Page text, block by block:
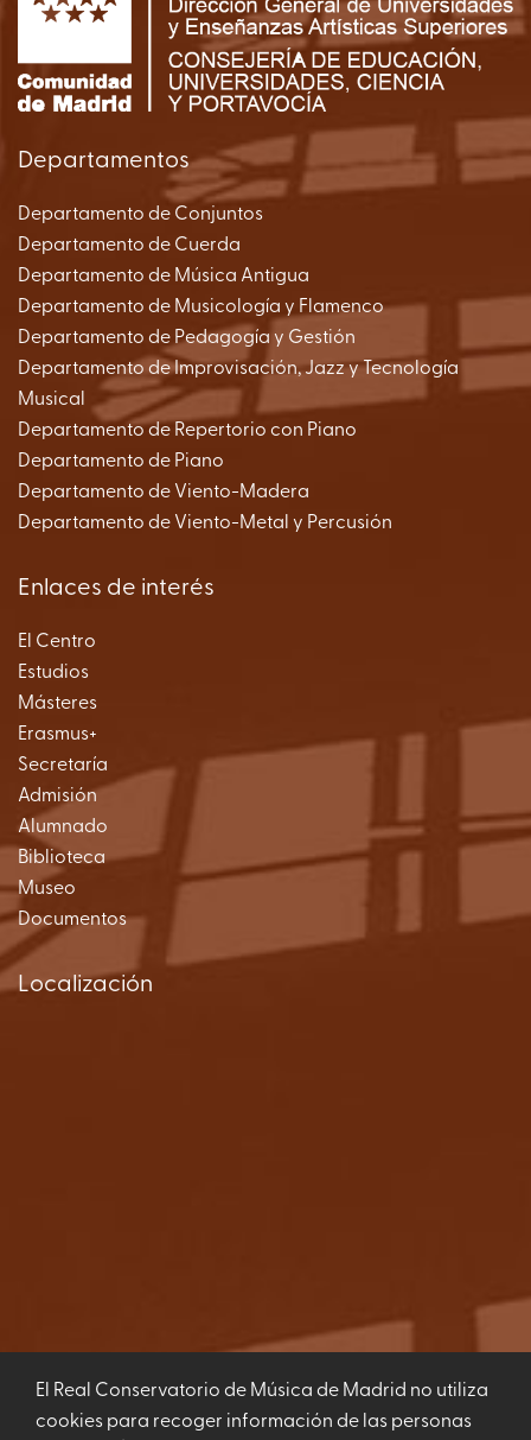
Departamentos
Departamento de Conjuntos
Departamento de Cuerda
Departamento de Música Antigua
Departamento de Musicología y Flamenco
Departamento de Pedagogía y Gestión
Departamento de Improvisación, Jazz y Tecnología
Musical
Departamento de Repertorio con Piano
Departamento de Piano
Departamento de Viento-Madera
Departamento de Viento-Metal y Percusión
Enlaces de interés
El Centro
Estudios
Másteres
Erasmus+
Secretaría
Admisión
Alumnado
Biblioteca
Museo
Documentos
Localización
Ver Mapa
El Real Conservatorio de Música de Madrid no utiliza
cookies para recoger información de las personas